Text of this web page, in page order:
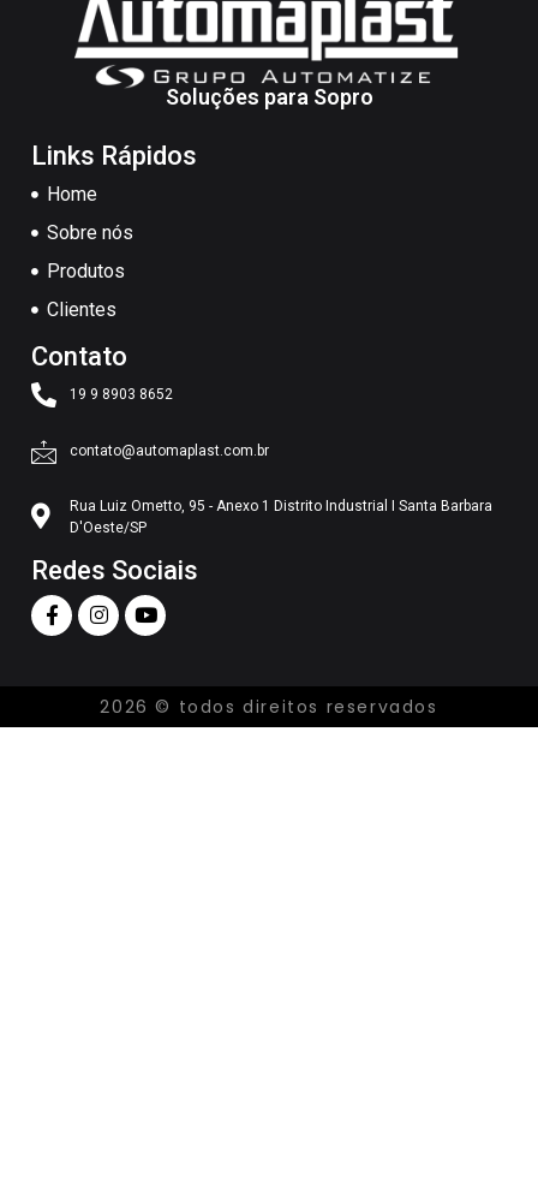
Soluções para Sopro
Links Rápidos
Home
Sobre nós
Produtos
Clientes
Contato
19 9 8903 8652
contato@automaplast.com.br
Rua Luiz Ometto, 95 - Anexo 1 Distrito Industrial I Santa Barbara
D'Oeste/SP
Redes Sociais
2026 © todos direitos reservados